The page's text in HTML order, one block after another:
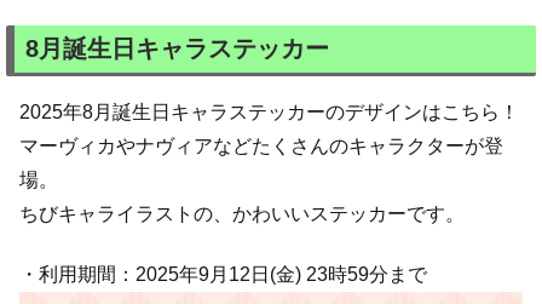
8月誕生日キャラステッカー
2025年8月誕生日キャラステッカーのデザインはこちら！
マーヴィカやナヴィアなどたくさんのキャラクターが登
場。
ちびキャライラストの、かわいいステッカーです。
・利用期間：2025年9月12日(金) 23時59分まで